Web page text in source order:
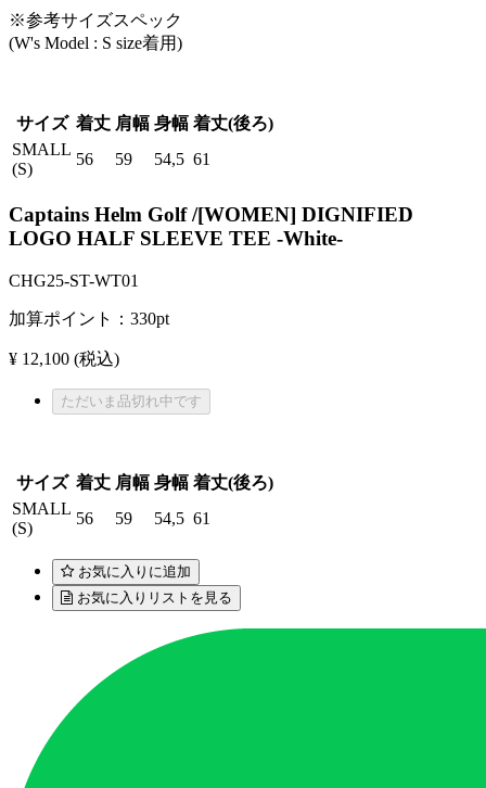
※参考サイズスペック
(W's Model : S size着用)
サイズ 着丈 肩幅 身幅 着丈(後ろ)
SMALL
(S)
56 59 54,5 61
Captains Helm Golf /[WOMEN] DIGNIFIED
LOGO HALF SLEEVE TEE -White-
CHG25-ST-WT01
加算ポイント： 330pt
¥ 12,100 (税込)
ただいま品切れ中です
サイズ 着丈 肩幅 身幅 着丈(後ろ)
SMALL
(S)
56 59 54,5 61
お気に入りに追加
お気に入りリストを見る